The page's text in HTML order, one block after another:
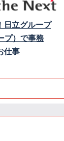
日立グループ
プ）で事務
仕事